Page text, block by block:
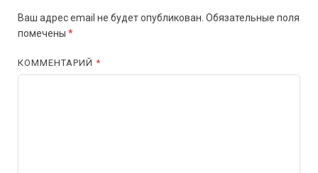
Ваш адрес email не будет опубликован. Обязательные поля
помечены *
КОММЕНТАРИЙ*